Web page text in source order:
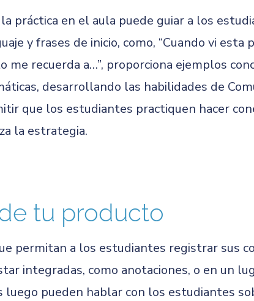
práctica en el aula puede guiar a los
y frases de inicio, como, “Cuando vi esta
me recuerda a…”, proporciona ejemplos
desarrollando las habilidades de
que los estudiantes practiquen hacer
la estrategia.
tu producto
permitan a los estudiantes registrar sus
integradas, como anotaciones, o en un
pueden hablar con los estudiantes